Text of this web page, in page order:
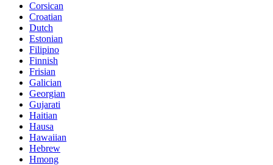
Corsican
Croatian
Dutch
Estonian
Filipino
Finnish
Frisian
Galician
Georgian
Gujarati
Haitian
Hausa
Hawaiian
Hebrew
Hmong